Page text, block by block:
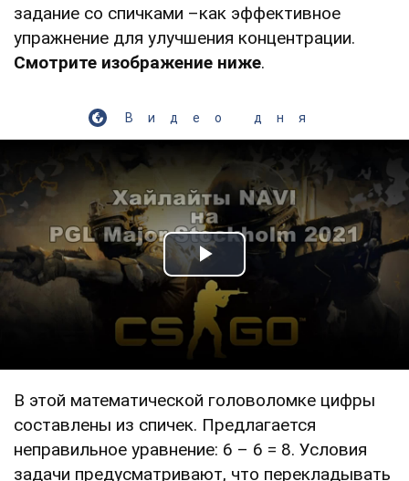
задание со спичками –как эффективное
упражнение для улучшения концентрации.
Смотрите изображение ниже.
Видео дня
Play Video
В этой математической головоломке цифры
составлены из спичек. Предлагается
неправильное уравнение: 6 – 6 = 8. Условия
задачи предусматривают, что перекладывать